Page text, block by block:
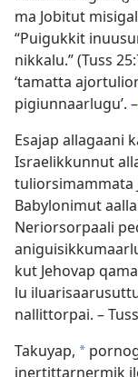
ma Jobitut
“Puiguk­kit
nik­kalu.” (Tuss
‘tamat­ta
pigiun­naarlugu’. –
Esajap al­lagaani
Israelik­kun­nut
tuliorsimam­mata
Babylonimut
Neriorsor­paali
kut Jehovap
lu
nal­lit­tor­pai. –
Takuyap, a
iner­tit­tar­nermik